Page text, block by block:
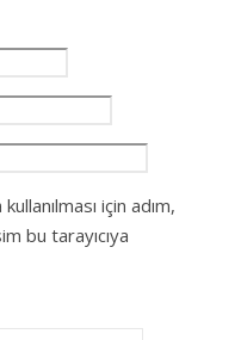
için adım,
bu tarayıcıya